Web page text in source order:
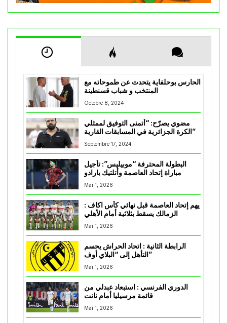
الحارس بوحلفاية يتحدث عن طموحاته مع
المنتخب و شباب قسنطينة
Octobre 8, 2024
مضوي يصرّح: “أتمنى التوفيق لممثلي
الكرة الجزائرية في المسابقات القارية”
Septembre 17, 2024
البطولة المحترفة “موبيليس”: تأجيل
مباراة إتحاد العاصمة وأتلتيك بارادو
Mai 1, 2026
يهم إتحاد العاصمة قبل نهائي كأس اكاف :
Mai 1, 2026
الرابطة الثانية : اتحاد الحراش يحسم
التأهل إلى “البلاي أوف”
Mai 1, 2026
الدوري الفرنسي : استبعاد عبدلي من
قائمة مرسيليا أمام نانت
Mai 1, 2026